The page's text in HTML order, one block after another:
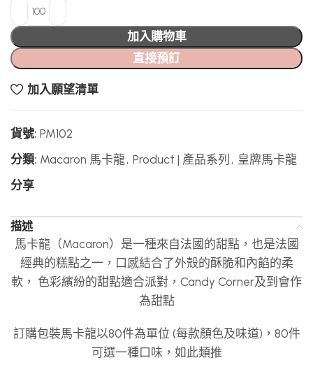
加入購物車
直接預訂
加入願望清單
貨號: PM102
分類: Macaron 馬卡龍, Product | 產品系列 , 皇牌馬卡龍
分享
描述
馬卡龍（Macaron）是一種來自法國的甜點，也是法國
經典的糕點之一，口感結合了外殼的酥脆和內餡的柔
軟， 色彩繽紛的甜點適合派對，Candy Corner及到會作
為甜點
訂購包裝馬卡龍以80件為單位 (每款顏色及味道)，80件
可選一種口味，如此類推